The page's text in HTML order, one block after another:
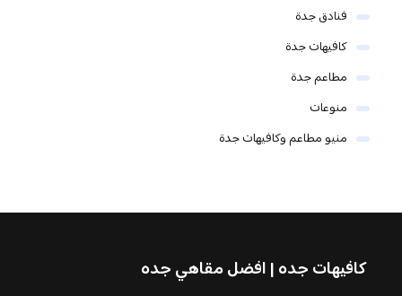
فنادق جدة
كافيهات جدة
مطاعم جدة
منوعات
منيو مطاعم وكافيهات جدة
كافيهات جده | افضل مقاهي جده